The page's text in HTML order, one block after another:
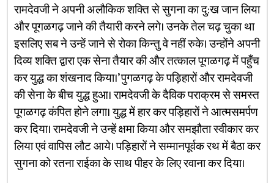
रामदेवजी ने अपनी अलौकिक शक्ति से सुगना का दु:ख जान लिया
और पूगळगढ़ जाने की तैयारी करने लगे। उनके तेल चढ़ चुका था
इसलिए सब ने उन्हें जाने से रोका किन्तु वे नहीं रुके। उन्होंने अपनी
दिव्य शक्ति द्वारा एक सेना तैयार की और तत्काल पूगळगढ़ में पहुँच
कर युद्ध का शंखनाद किया।’ पुगळगढ़ के पड़िहारों और रामदेवजी
की सेना के बीच युद्ध हुआ। रामदेवजी के दैविक पराक्रम से समस्त
पूगळगढ़ कंपित होने लगा। युद्ध में हार कर पड़िहारों ने आत्मसमर्पण
कर दिया। रामदेवजी ने उन्हें क्षमा किया और समझौता स्वीकार कर
लिया एवं वापिस लौट आये। पड़िहारों ने सम्मानपूर्वक रथ में बैठा कर
सुगना को रतना राईका के साथ पीहर के लिए रवाना कर दिया।